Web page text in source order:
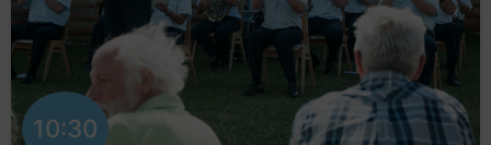
10:30